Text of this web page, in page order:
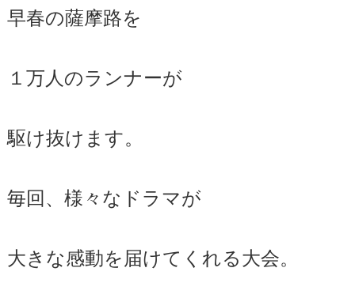
早春の薩摩路を
１万人のランナーが
駆け抜けます。
毎回、様々なドラマが
大きな感動を届けてくれる大会。